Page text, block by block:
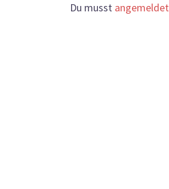
Du musst angemeldet